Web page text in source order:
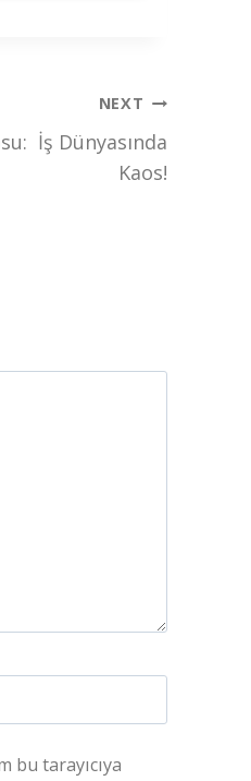
NEXT
İş Dünyasında
Kaos!
bu tarayıcıya